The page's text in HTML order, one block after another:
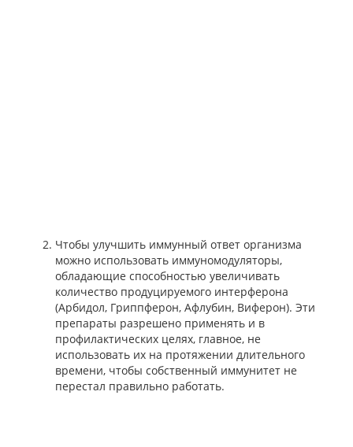
Чтобы улучшить иммунный ответ организма
можно использовать иммуномодуляторы,
обладающие способностью увеличивать
количество продуцируемого интерферона
(Арбидол, Гриппферон, Афлубин, Виферон). Эти
препараты разрешено применять и в
профилактических целях, главное, не
использовать их на протяжении длительного
времени, чтобы собственный иммунитет не
перестал правильно работать.